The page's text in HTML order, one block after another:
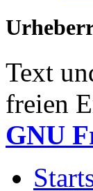
Text
freien
GNU